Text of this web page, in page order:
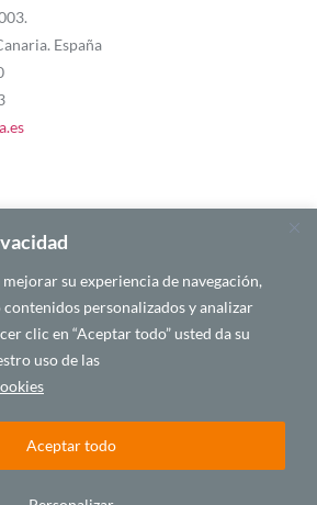
su experiencia de navegación,
personalizados y analizar
clic en “Aceptar todo” usted da su
uso de las
Aceptar todo
España